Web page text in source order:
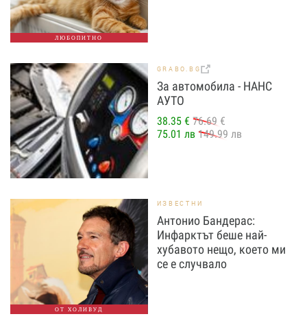
ЛЮБОПИТНО
GRABO.BG
За автомобила - НАНС
АУТО
38.35 € 76.69 €
75.01 лв 149.99 лв
ОТ ХОЛИВУД
ИЗВЕСТНИ
Антонио Бандерас:
Инфарктът беше най-
хубавото нещо, което ми
се е случвало